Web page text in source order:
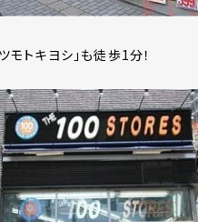
モトキヨシ」も徒歩1分！